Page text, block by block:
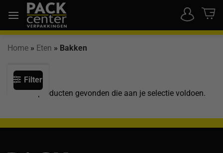
naar
inhoud
Home » Eten » Bakken
Filter
Geen producten gevonden die aan je selectie voldoen.